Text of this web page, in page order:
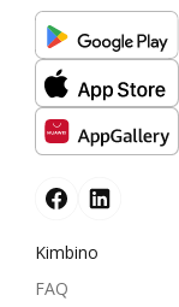
Kimbino
FAQ